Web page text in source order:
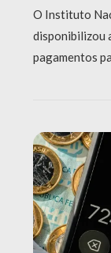
O Instituto
disponibilizou
pagamentos